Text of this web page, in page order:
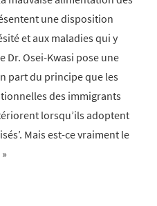
une disposition
et aux maladies qui y
Dr. Osei-Kwasi pose une
part du principe que les
des immigrants
lorsqu’ils adoptent
Mais est-ce vraiment le